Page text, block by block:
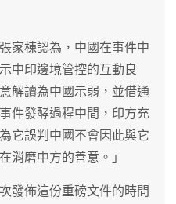
家棟認為，中國在事件中
中印邊境管控的互動良
解讀為中國示弱，並借通
件發酵過程中間，印方充
它誤判中國不會因此與它
消磨中方的善意。」
發佈這份重磅文件的時間